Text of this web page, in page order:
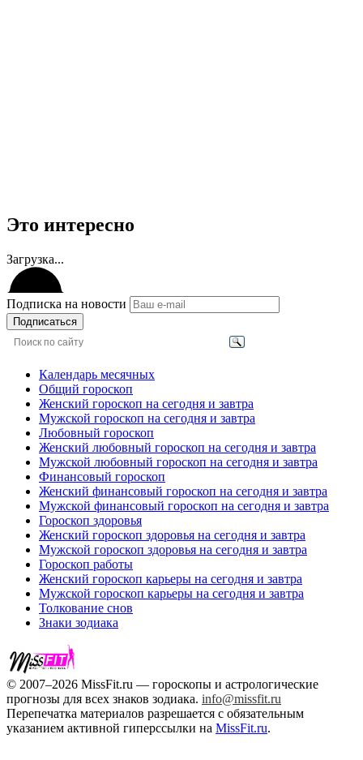
Это интересно
Загрузка...
Подписка на новости
Подписаться
Календарь месячных
Общий гороскоп
Женский гороскоп на сегодня и завтра
Мужской гороскоп на сегодня и завтра
Любовный гороскоп
Женский любовный гороскоп на сегодня и завтра
Мужской любовный гороскоп на сегодня и завтра
Финансовый гороскоп
Женский финансовый гороскоп на сегодня и завтра
Мужской финансовый гороскоп на сегодня и завтра
Гороскоп здоровья
Женский гороскоп здоровья на сегодня и завтра
Мужской гороскоп здоровья на сегодня и завтра
Гороскоп работы
Женский гороскоп карьеры на сегодня и завтра
Мужской гороскоп карьеры на сегодня и завтра
Толкование снов
Знаки зодиака
© 2007–2026 MissFit.ru — гороскопы и астрологические
прогнозы для всех знаков зодиака. info@missfit.ru
Перепечатка материалов разрешается с обязательным
указанием активной гиперссылки на MissFit.ru.